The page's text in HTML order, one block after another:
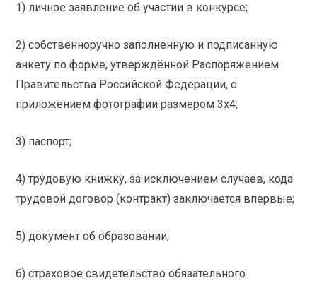
1) личное заявление об участии в конкурсе;
2) собственноручно заполненную и подписанную
анкету по форме, утверждённой Распоряжением
Правительства Российской Федерации, с
приложением фотографии размером 3х4;
3) паспорт;
4) трудовую книжку, за исключением случаев, кода
трудовой договор (контракт) заключается впервые;
5) документ об образовании;
6) страховое свидетельство обязательного